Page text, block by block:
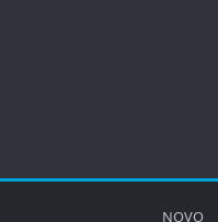
NOVO